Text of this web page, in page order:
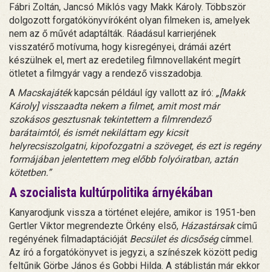
Fábri Zoltán, Jancsó Miklós vagy Makk Károly. Többször
dolgozott forgatókönyvíróként olyan filmeken is, amelyek
nem az ő művét adaptálták. Ráadásul karrierjének
visszatérő motívuma, hogy kisregényei, drámái azért
készülnek el, mert az eredetileg filmnovellaként megírt
ötletet a filmgyár vagy a rendező visszadobja.
A Macskajátékkapcsán például így vallott az író: „[Makk
Károly] visszaadta nekem a filmet, amit most már
szokásos gesztusnak tekintettem a filmrendező
barátaimtól, és ismét nekiláttam egy kicsit
helyrecsiszolgatni, kipofozgatni a szöveget, és ezt is regény
formájában jelentettem meg előbb folyóiratban, aztán
kötetben.”
A szocialista kultúrpolitika árnyékában
Kanyarodjunk vissza a történet elejére, amikor is 1951-ben
Gertler Viktor megrendezte Örkény első, Házastársakcímű
regényének filmadaptációját Becsület és dicsőségcímmel.
Az író a forgatókönyvet is jegyzi, a színészek között pedig
feltűnik Görbe János és Gobbi Hilda. A stáblistán már ekkor